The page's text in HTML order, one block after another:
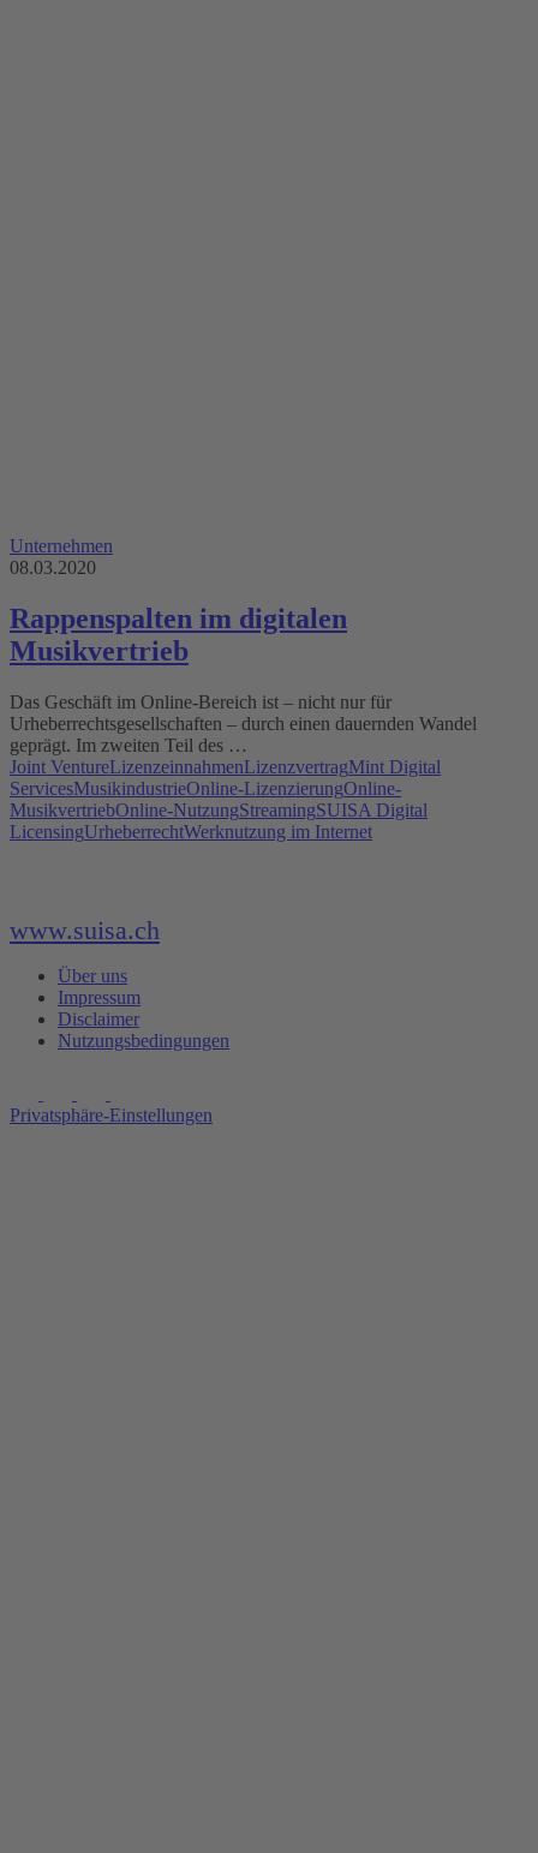
Unternehmen
08.03.2020
Rappenspalten im digitalen
Musikvertrieb
Das Geschäft im Online-Bereich ist – nicht nur für
Urheberrechtsgesellschaften – durch einen dauernden Wandel
geprägt. Im zweiten Teil des …
Joint VentureLizenzeinnahmenLizenzvertragMint Digital
ServicesMusikindustrieOnline-LizenzierungOnline-
MusikvertriebOnline-NutzungStreamingSUISA Digital
LicensingUrheberrechtWerknutzung im Internet
www.suisa.ch
Über uns
Impressum
Disclaimer
Nutzungsbedingungen
Privatsphäre-Einstellungen